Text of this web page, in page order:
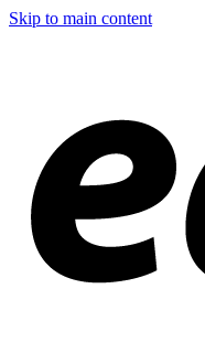
Skip to main content